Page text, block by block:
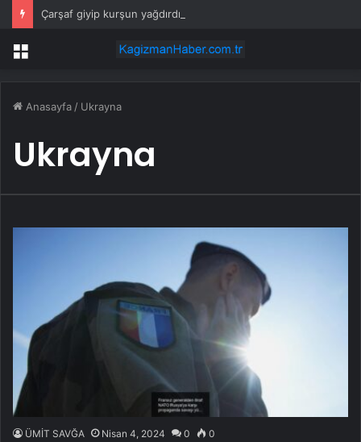
Çarşaf giyip kurşun yağdırdılar
Menü
Anasayfa / Ukrayna
Ukrayna
ÜMİT SAVĞA Nisan 4, 2024 0 0